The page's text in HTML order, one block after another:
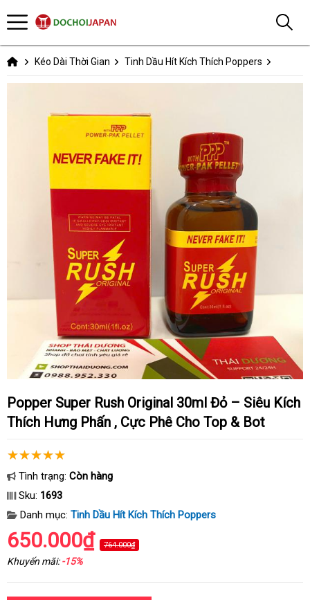
Kéo Dài Thời Gian Tinh Dầu Hít Kích Thích Poppers
Popper Super Rush Original 30ml Đỏ – Siêu Kích
Thích Hưng Phấn , Cực Phê Cho Top & Bot
Tình trạng: Còn hàng
Sku: 1693
Danh mục: Tinh Dầu Hít Kích Thích Poppers
650.000₫ 764.000₫
Khuyến mãi:-15%